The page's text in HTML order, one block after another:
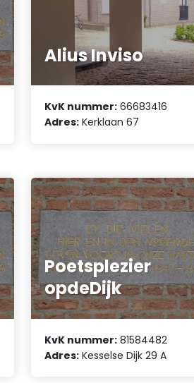
Alius Inviso
KvK nummer: 66683416
Adres: Kerklaan 67
Poetsplezier
opdeDijk
KvK nummer: 81584482
Adres: Kesselse Dijk 29 A